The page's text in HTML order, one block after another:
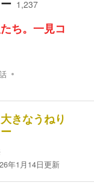
1,237
ち。一見コ
きなうねり
年1月14日更新